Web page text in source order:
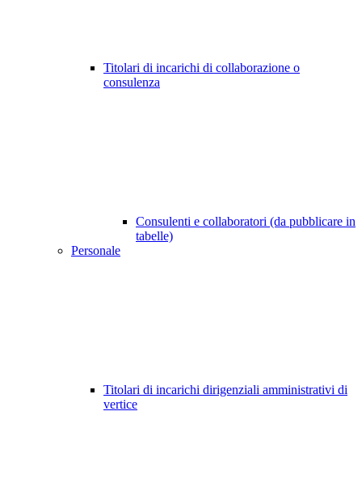
Titolari di incarichi di collaborazione o
consulenza
Consulenti e collaboratori (da pubblicare in
tabelle)
Personale
Titolari di incarichi dirigenziali amministrativi di
vertice